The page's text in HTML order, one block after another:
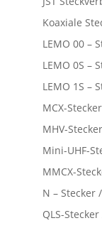
Koaxiale
LEMO 00 –
LEMO 0S –
LEMO 1S –
MCX-
MHV-
Mini-UHF-
MMCX-
N – Stecker
QLS-